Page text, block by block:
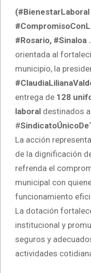
(#BienestarLaboral
#Rosario, #Sinaloa
orientada al
municipio, la
entrega de 128
laboral destinados
#
La acción
de la dignificación
refrenda el
municipal con
funcionamiento
La dotación
institucional y
seguros y
actividades